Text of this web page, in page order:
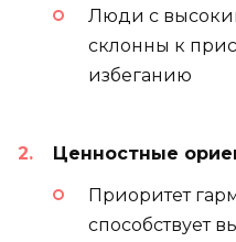
Люди с
склонны к
избеганию
Ценностные
Приоритет
способствует